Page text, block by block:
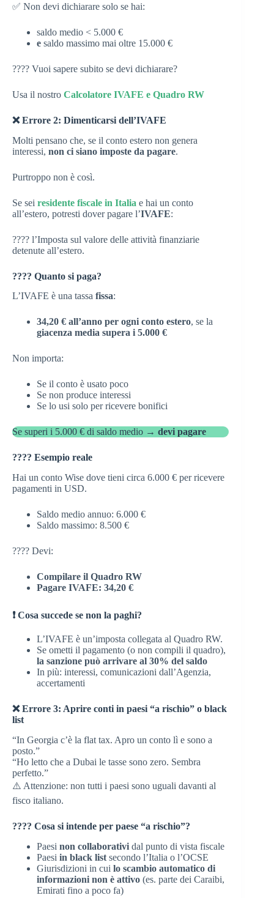
✅ Non devi dichiarare solo se hai:
saldo medio < 5.000 €
e saldo massimo mai oltre 15.000 €
???? Vuoi sapere subito se devi dichiarare?
Usa il nostro Calcolatore IVAFE e Quadro RW
❌ Errore 2: Dimenticarsi dell’IVAFE
Molti pensano che, se il conto estero non genera
interessi, non ci siano imposte da pagare.
Purtroppo non è così.
Se sei residente fiscale in Italia e hai un conto
all’estero, potresti dover pagare l’IVAFE:
???? l’Imposta sul valore delle attività finanziarie
detenute all’estero.
???? Quanto si paga?
L’IVAFE è una tassa fissa:
34,20 € all’anno per ogni conto estero, se la
giacenza media supera i 5.000 €
Non importa:
Se il conto è usato poco
Se non produce interessi
Se lo usi solo per ricevere bonifici
Se superi i 5.000 € di saldo medio → devi pagare
???? Esempio reale
Hai un conto Wise dove tieni circa 6.000 € per ricevere
pagamenti in USD.
Saldo medio annuo: 6.000 €
Saldo massimo: 8.500 €
???? Devi:
Compilare il Quadro RW
Pagare IVAFE: 34,20 €
❗ Cosa succede se non la paghi?
L’IVAFE è un’imposta collegata al Quadro RW.
Se ometti il pagamento (o non compili il quadro),
la sanzione può arrivare al 30% del saldo
In più: interessi, comunicazioni dall’Agenzia,
accertamenti
❌ Errore 3: Aprire conti in paesi “a rischio” o black
list
“In Georgia c’è la flat tax. Apro un conto lì e sono a
posto.”
“Ho letto che a Dubai le tasse sono zero. Sembra
perfetto.”
⚠️ Attenzione: non tutti i paesi sono uguali davanti al
fisco italiano.
???? Cosa si intende per paese “a rischio”?
Paesi non collaborativi dal punto di vista fiscale
Paesi in black list secondo l’Italia o l’OCSE
Giurisdizioni in cui lo scambio automatico di
informazioni non è attivo (es. parte dei Caraibi,
Emirati fino a poco fa)